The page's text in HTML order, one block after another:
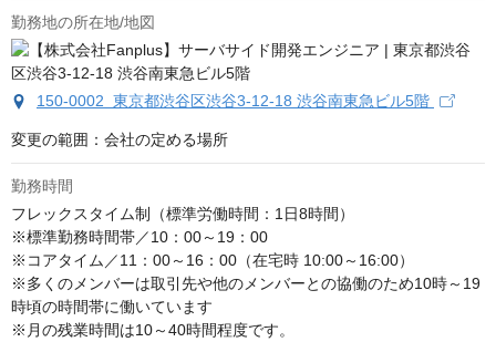
勤務地の所在地/地図
150-0002 東京都渋谷区渋谷3-12-18 渋谷南東急ビル5階
変更の範囲：会社の定める場所
勤務時間
フレックスタイム制（標準労働時間：1日8時間）
※標準勤務時間帯／10：00～19：00
※コアタイム／11：00～16：00（在宅時 10:00～16:00）
※多くのメンバーは取引先や他のメンバーとの協働のため10時～19
時頃の時間帯に働いています
※月の残業時間は10～40時間程度です。